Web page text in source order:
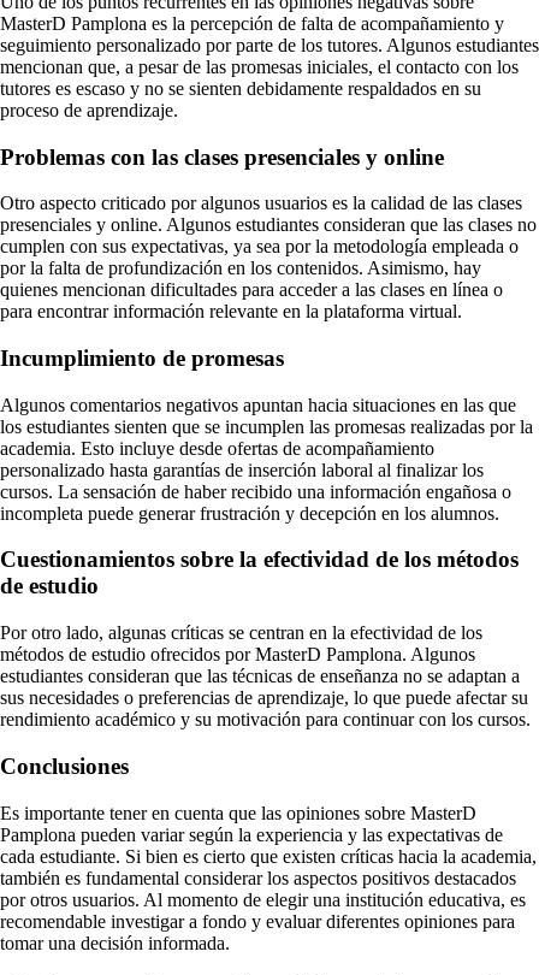
MasterD Pamplona es la percepción de falta de acompañamiento y
seguimiento personalizado por parte de los tutores. Algunos estudiantes
mencionan que, a pesar de las promesas iniciales, el contacto con los
tutores es escaso y no se sienten debidamente respaldados en su
proceso de aprendizaje.
Problemas con las clases presenciales y online
Otro aspecto criticado por algunos usuarios es la calidad de las clases
presenciales y online. Algunos estudiantes consideran que las clases no
cumplen con sus expectativas, ya sea por la metodología empleada o
por la falta de profundización en los contenidos. Asimismo, hay
quienes mencionan dificultades para acceder a las clases en línea o
para encontrar información relevante en la plataforma virtual.
Incumplimiento de promesas
Algunos comentarios negativos apuntan hacia situaciones en las que
los estudiantes sienten que se incumplen las promesas realizadas por la
academia. Esto incluye desde ofertas de acompañamiento
personalizado hasta garantías de inserción laboral al finalizar los
cursos. La sensación de haber recibido una información engañosa o
incompleta puede generar frustración y decepción en los alumnos.
Cuestionamientos sobre la efectividad de los métodos
de estudio
Por otro lado, algunas críticas se centran en la efectividad de los
métodos de estudio ofrecidos por MasterD Pamplona. Algunos
estudiantes consideran que las técnicas de enseñanza no se adaptan a
sus necesidades o preferencias de aprendizaje, lo que puede afectar su
rendimiento académico y su motivación para continuar con los cursos.
Conclusiones
Es importante tener en cuenta que las opiniones sobre MasterD
Pamplona pueden variar según la experiencia y las expectativas de
cada estudiante. Si bien es cierto que existen críticas hacia la academia,
también es fundamental considerar los aspectos positivos destacados
por otros usuarios. Al momento de elegir una institución educativa, es
recomendable investigar a fondo y evaluar diferentes opiniones para
tomar una decisión informada.